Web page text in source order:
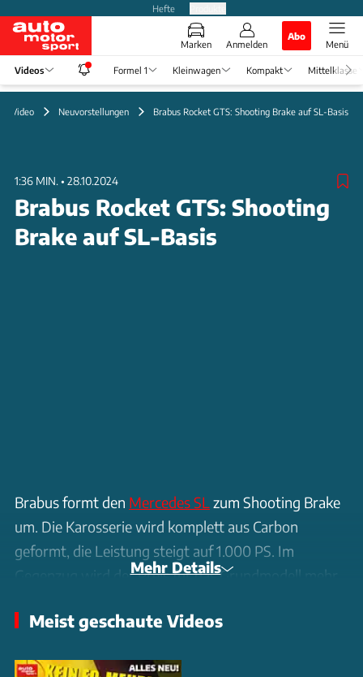
Hefte
Marken Anmelden
Abo
Menü
Videos Formel 1 Kleinwagen Kompakt Mittelklasse
Video Neuvorstellungen Brabus Rocket GTS: Shooting Brake auf SL-Basis
1:36 MIN. • 28.10.2024
Brabus Rocket GTS: Shooting
Brake auf SL-Basis
Brabus formt den Mercedes SL zum Shooting Brake
um. Die Karosserie wird komplett aus Carbon
geformt, die Leistung steigt auf 1.000 PS. Im
Gegenzug wird der Preis für das Grundmodell mehr
Mehr Details
Meist geschaute Videos